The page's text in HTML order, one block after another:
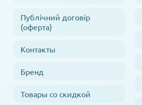
Публічний договір
(оферта)
Контакты
Бренд
Товары со скидкой